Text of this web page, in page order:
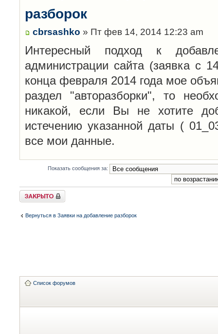
разборок
cbrsashko » Пт фев 14, 2014 12:23 am
Интересный подход к
администрации сайта (заявка с
конца февраля 2014 года мое
раздел "авторазборки", то
никакой, если Вы не хотите
истечению указанной даты (
все мои данные.
Показать сообщения за:
Закрыто
Вернуться в Заявки на добавление разборок
Список форумов